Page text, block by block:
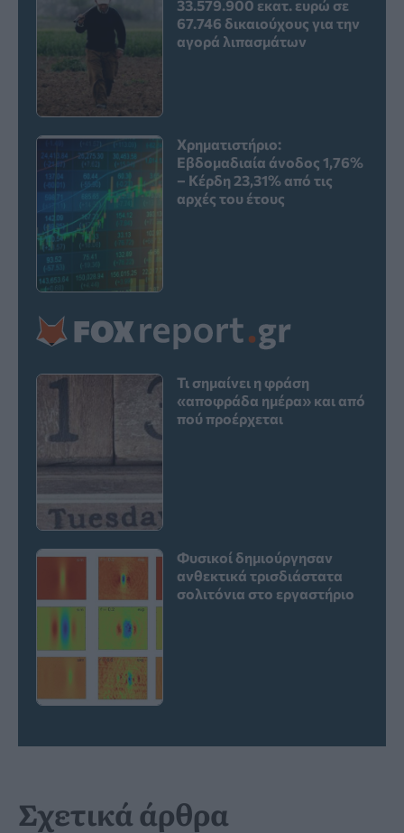
33.579.900 εκατ. ευρώ σε
67.746 δικαιούχους για την
αγορά λιπασμάτων
Χρηματιστήριο:
Εβδομαδιαία άνοδος 1,76%
– Κέρδη 23,31% από τις
αρχές του έτους
Τι σημαίνει η φράση
«αποφράδα ημέρα» και από
πού προέρχεται
Φυσικοί δημιούργησαν
ανθεκτικά τρισδιάστατα
σολιτόνια στο εργαστήριο
Σχετικά άρθρα